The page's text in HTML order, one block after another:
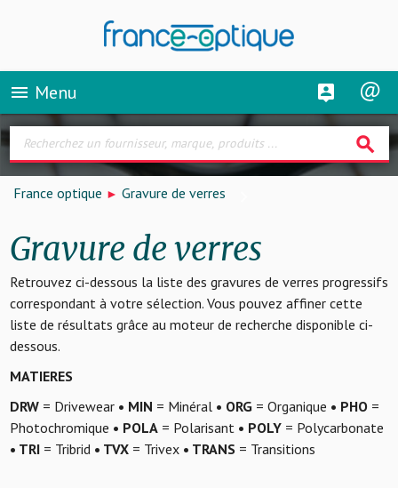
menu Menu
search
France optique Gravure de verres
Gravure de verres
Retrouvez ci-dessous la liste des gravures de verres progressifs
correspondant à votre sélection. Vous pouvez affiner cette
liste de résultats grâce au moteur de recherche disponible ci-
dessous.
MATIERES
DRW= Drivewear • MIN = Minéral • ORG= Organique • PHO=
Photochromique • POLA= Polarisant • POLY= Polycarbonate
• TRI= Tribrid • TVX= Trivex • TRANS= Transitions